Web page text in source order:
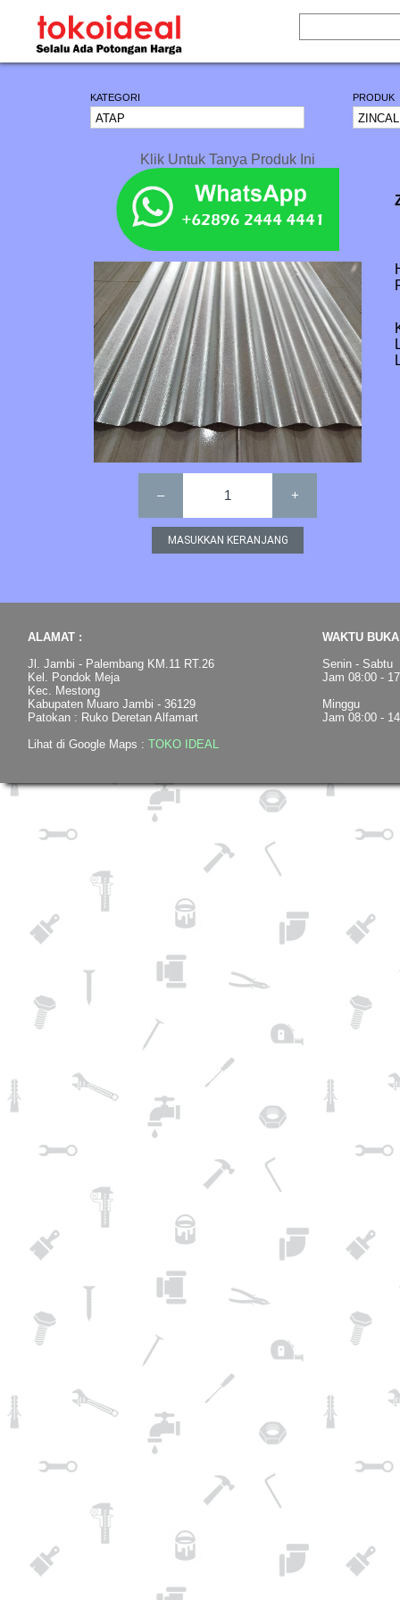
KATEGORI PRODUK
Klik Untuk Tanya Produk Ini
– 1 +
ALAMAT :
Jl. Jambi - Palembang KM.11 RT.26
Kel. Pondok Meja
Kec. Mestong
Kabupaten Muaro Jambi - 36129
Patokan : Ruko Deretan Alfamart
Lihat di Google Maps : TOKO IDEAL
WAKTU
Senin - Sabtu
Jam 08:00 -
Minggu
Jam 08:00 -